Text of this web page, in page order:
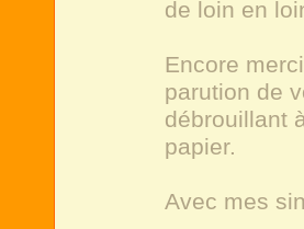
de loin en
Encore
parution de
débrouillant
papier.
Avec mes